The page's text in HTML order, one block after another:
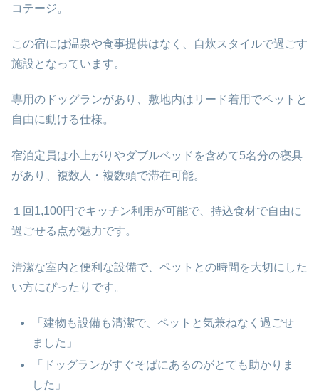
コテージ。
この宿には温泉や食事提供はなく、自炊スタイルで過ごす
施設となっています。
専用のドッグランがあり、敷地内はリード着用でペットと
自由に動ける仕様。
宿泊定員は小上がりやダブルベッドを含めて5名分の寝具
があり、複数人・複数頭で滞在可能。
１回1,100円でキッチン利用が可能で、持込食材で自由に
過ごせる点が魅力です。
清潔な室内と便利な設備で、ペットとの時間を大切にした
い方にぴったりです。
「建物も設備も清潔で、ペットと気兼ねなく過ごせ
ました」
「ドッグランがすぐそばにあるのがとても助かりま
した」